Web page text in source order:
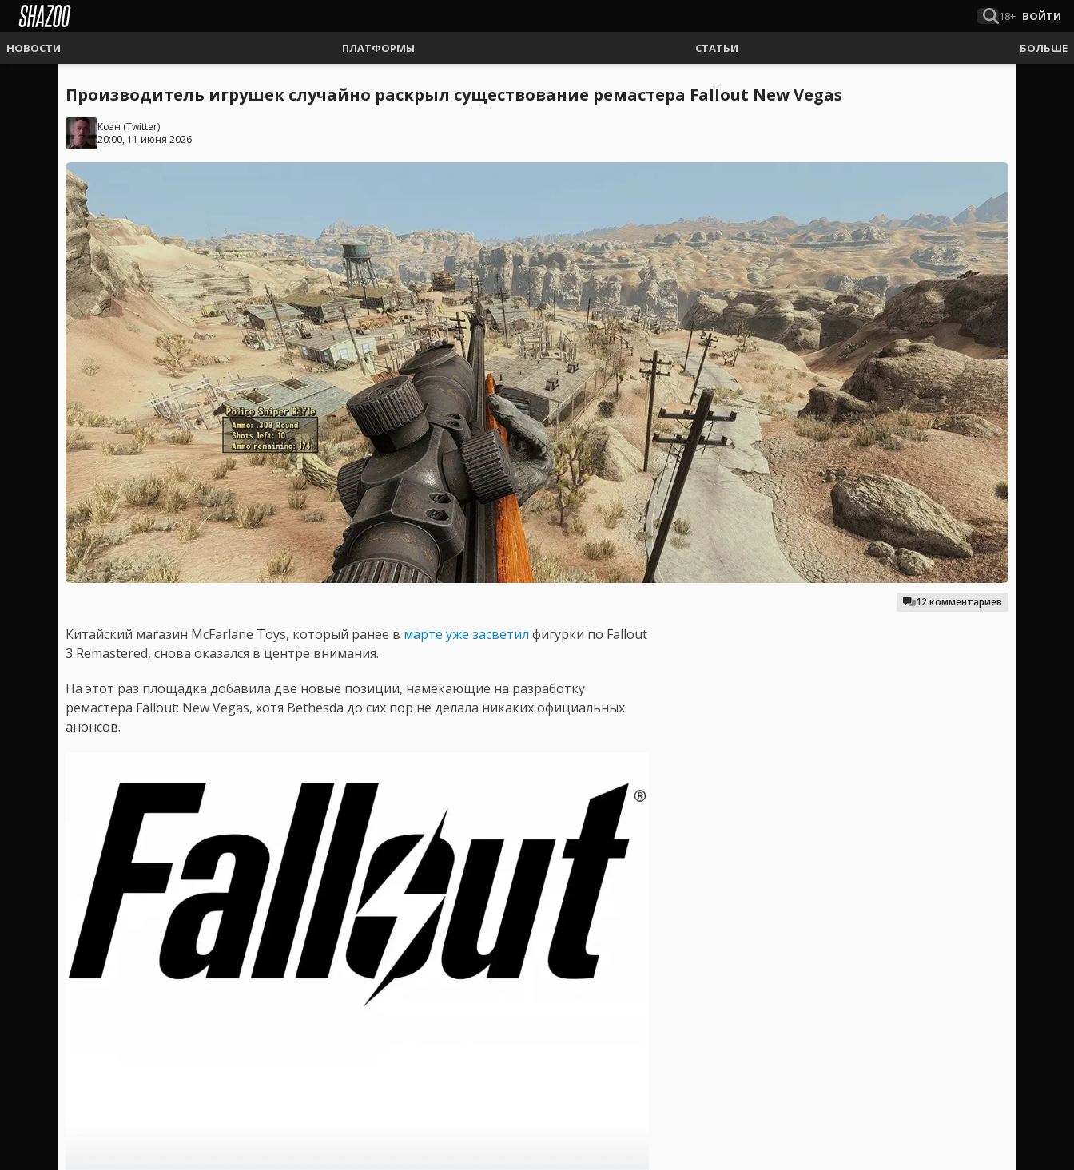
18+ ВОЙТИ
НОВОСТИ ПЛАТФОРМЫ СТАТЬИ БОЛЬШЕ
Производитель игрушек случайно раскрыл существование ремастера Fallout New Vegas
Коэн (Twitter)
20:00, 11 июня 2026
12 комментариев
Китайский магазин McFarlane Toys, который ранее в марте уже засветил фигурки по Fallout
3 Remastered, снова оказался в центре внимания.
На этот раз площадка добавила две новые позиции, намекающие на разработку
ремастера Fallout: New Vegas, хотя Bethesda до сих пор не делала никаких официальных
анонсов.